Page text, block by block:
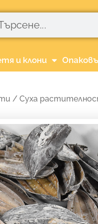
и клони
/ Суха